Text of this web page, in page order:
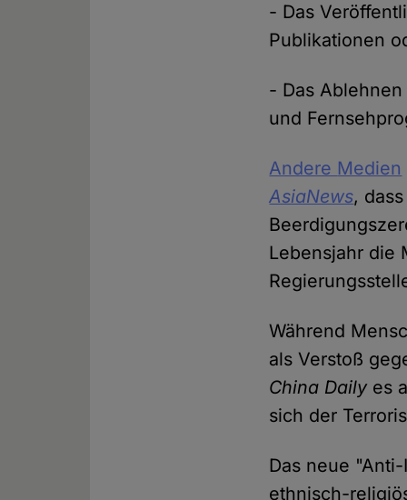
- Das
Publikationen
- Das
und
Andere Medien
AsiaNews,
Lebensjahr die
Während
als Verstoß
China Dailyes
sich der
Das neue
ethnisch-